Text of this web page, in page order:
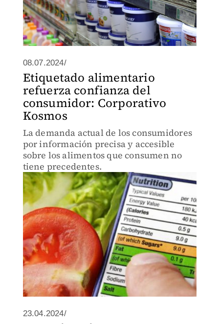
08.07.2024/
Etiquetado alimentario
refuerza confianza del
consumidor: Corporativo
Kosmos
La demanda actual de los consumidores
por información precisa y accesible
sobre los alimentos que consumen no
tiene precedentes.
23.04.2024/